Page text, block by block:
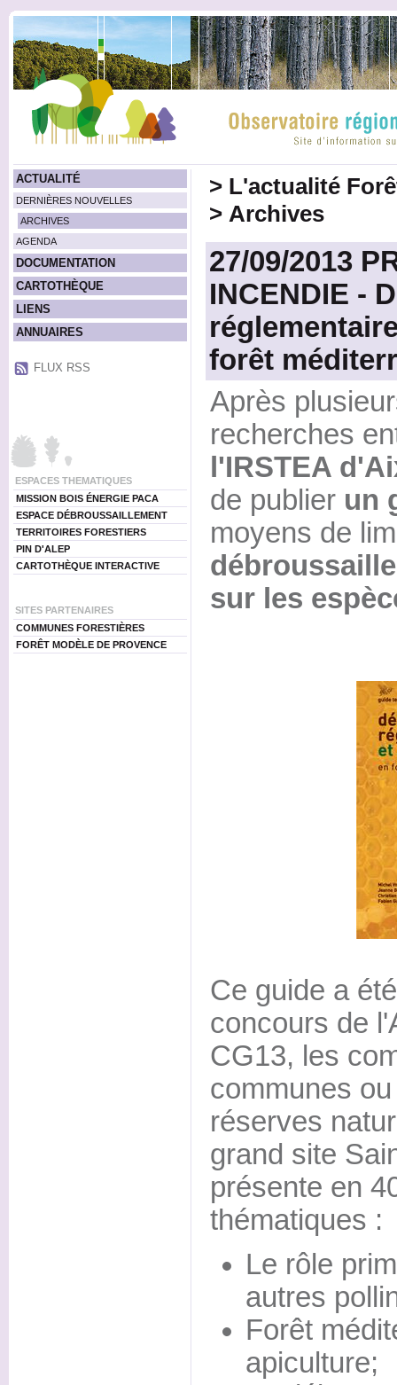
ACTUALITÉ
DERNIÈRES NOUVELLES
ARCHIVES
AGENDA
DOCUMENTATION
CARTOTHÈQUE
LIENS
ANNUAIRES
FLUX RSS
ESPACES THEMATIQUES
MISSION BOIS ÉNERGIE PACA
ESPACE DÉBROUSSAILLEMENT
TERRITOIRES FORESTIERS
PIN D'ALEP
CARTOTHÈQUE INTERACTIVE
SITES PARTENAIRES
COMMUNES FORESTIÈRES
FORÊT MODÈLE DE PROVENCE
> L'actualité
> Archives
27/09/2013
INCENDIE -
forêt
Après
recherches
l'IRSTEA
de publier un
moyens de
sur les
Ce guide a
concours de
CG13, les
communes
réserves
grand site
présente en
thématiques :
Le rôle
autres
Forêt
apiculture;